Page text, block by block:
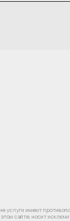
услуги имеют
сайте, носит